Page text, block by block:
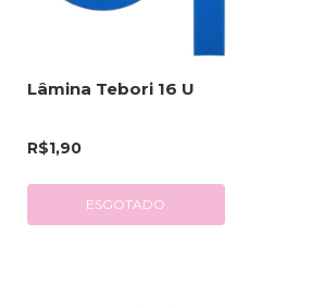
Lâmina Tebori 16 U
R$1,90
ESGOTADO